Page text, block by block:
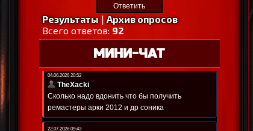
Результаты|Архив опросов
Всего ответов: 92
МИНИ-ЧАТ